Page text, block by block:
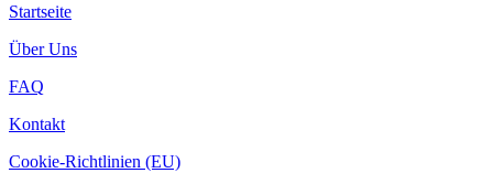
Startseite
Über Uns
FAQ
Kontakt
Cookie-Richtlinien (EU)